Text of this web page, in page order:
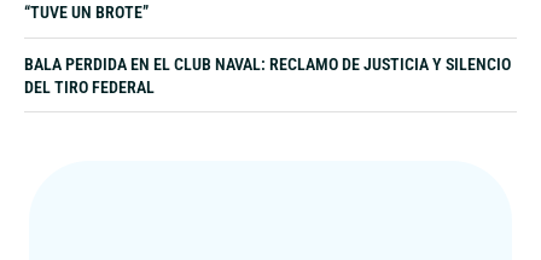
“TUVE UN BROTE”
BALA PERDIDA EN EL CLUB NAVAL: RECLAMO DE JUSTICIA Y SILENCIO
DEL TIRO FEDERAL